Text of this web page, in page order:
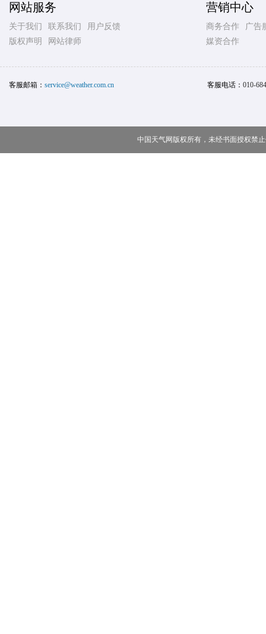
网站服务
关于我们 联系我们
用户反馈
版权声明
网站律师
营销中心
商务合作
广告
媒资合作
客服邮箱： service@weather.com.cn 客服电话： 010-
中国天气网版权所有，未经书面授权